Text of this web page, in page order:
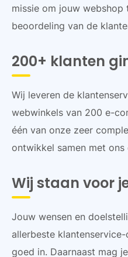
missie om jouw webshop
beoordeling van de
200+ klanten
Wij leveren de
webwinkels van 200 e-
één van onze zeer
ontwikkel samen met
Wij staan voor
Jouw wensen en
allerbeste
goed in. Daarnaast mag